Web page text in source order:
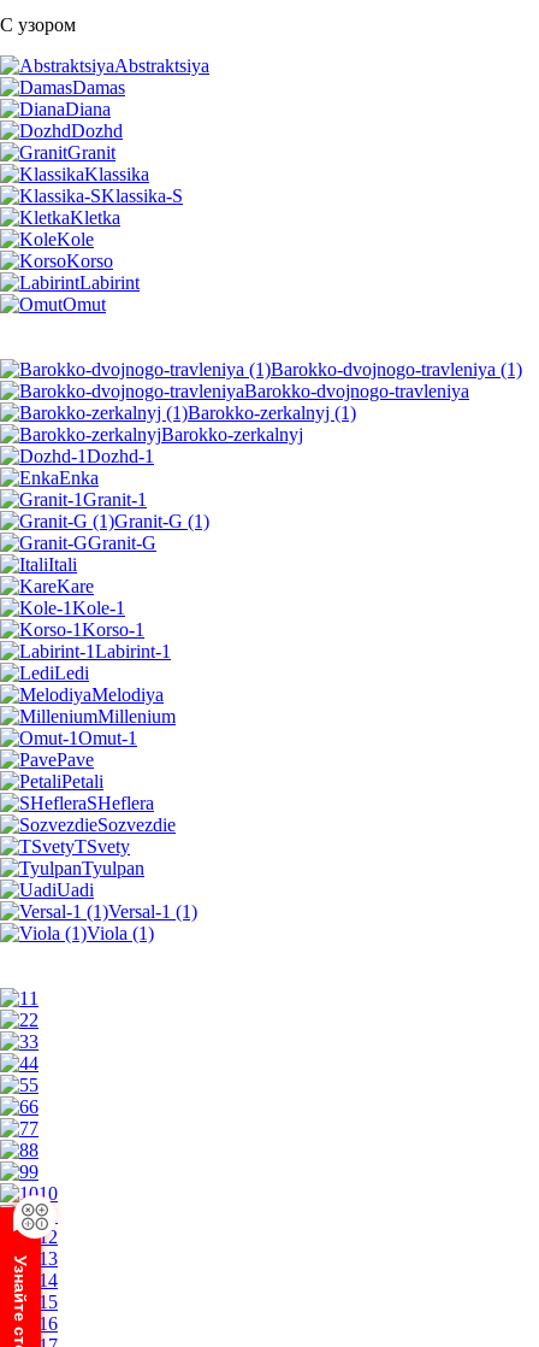
С узором
Abstraktsiya
Damas
Diana
Dozhd
Granit
Klassika
Klassika-S
Kletka
Kole
Korso
Labirint
Omut
Barokko-dvojnogo-travleniya (1)
Barokko-dvojnogo-travleniya
Barokko-zerkalnyj (1)
Barokko-zerkalnyj
Dozhd-1
Enka
Granit-1
Granit-G (1)
Granit-G
Itali
Kare
Kole-1
Korso-1
Labirint-1
Ledi
Melodiya
Millenium
Omut-1
Pave
Petali
SHeflera
Sozvezdie
TSvety
Tyulpan
Uadi
Versal-1 (1)
Viola (1)
1
2
3
4
5
6
7
8
9
10
11
12
13
14
15
16